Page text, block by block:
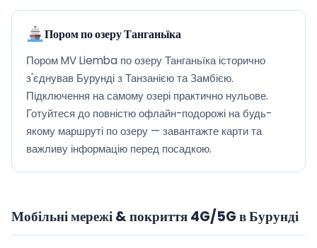
Пором по озеру Танганьїка
Пором MV Liemba по озеру Танганьїка історично
з'єднував Бурунді з Танзанією та Замбією.
Підключення на самому озері практично нульове.
Готуйтеся до повністю офлайн-подорожі на будь-
якому маршруті по озеру — завантажте карти та
важливу інформацію перед посадкою.
Мобільні мережі & покриття 4G/5G в Бурунді